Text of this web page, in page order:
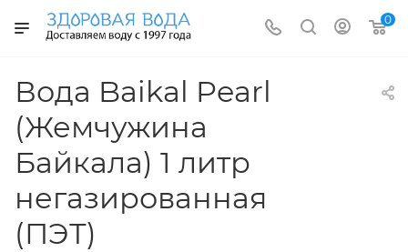
0
Вода Baikal Pearl
(Жемчужина
Байкала) 1 литр
негазированная
(ПЭТ)